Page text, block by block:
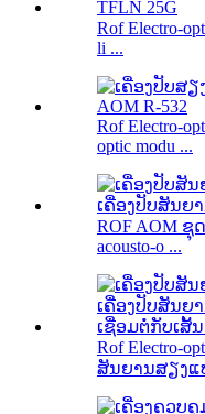
Rof Electro-
li ...
Rof Electro-
optic modu ...
ROF AOM ຊຸ
acousto-o ...
Rof Electro-
ສັນຍານສຽງແ